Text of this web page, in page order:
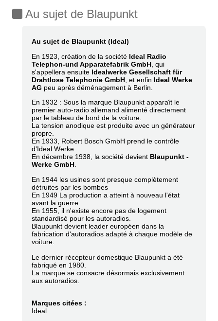
Au sujet de Blaupunkt
Au sujet de Blaupunkt (Ideal)
En 1923, création de la société Ideal Radio
Telephon-und Apparatefabrik GmbH , qui
s'appellera ensuite Idealwerke Gesellschaft für
Drahtlose Telephonie GmbH , et enfin Ideal Werke
AG peu après déménagement à Berlin.
En 1932 : Sous la marque Blaupunkt apparaît le
premier auto-radio allemand alimenté directement
par le tableau de bord de la voiture.
La tension anodique est produite avec un générateur
propre.
En 1933, Robert Bosch GmbH prend le contrôle
d'Ideal Werke.
En décembre 1938, la société devient Blaupunkt -
Werke GmbH
En 1944 les usines sont presque complètement
détruites par les bombes
En 1949 La production a atteint à nouveau l'état
avant la guerre.
En 1955, il n'existe encore pas de logement
standardisé pour les autoradios.
Blaupunkt devient leader européen dans la
fabrication d'autoradios adapté à chaque modèle de
voiture.
Le dernier récepteur domestique Blaupunkt a été
fabriqué en 1980.
La marque se consacre désormais exclusivement
aux autoradios.
Marques citées :
Ideal